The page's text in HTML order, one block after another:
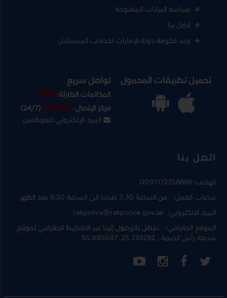
سياسة البيانات المفتوحة
اتصل بنا
وعد حكومة دولة الإمارات لخدمات المستقبل
تحميل تطبيقات المحمول تواصل سريع
المكالمات الطارئة:999
مركز الإتصال:07-901
(24/7)
البريد الإلكتروني للموظفين
اتصل بنا
الهاتف:0097172356666
ساعات العمل: من الساعة 7:30 صباحا إلى الساعة 3:30 بعد الظهر
البريد الإلكتروني:rakpolice@rakpolice.gov.ae
الموقع الجغرافي: تفضل بالوصول إلينا عبرالتخطيط الجغرافي لموقع
شرطة رأس الخيمة, 25.739292, 55.895047